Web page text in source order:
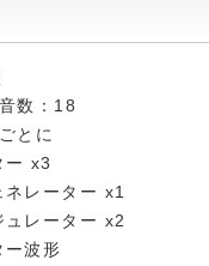
数：18
とに
ー x3
ネレーター x1
ュレーター x2
ー波形